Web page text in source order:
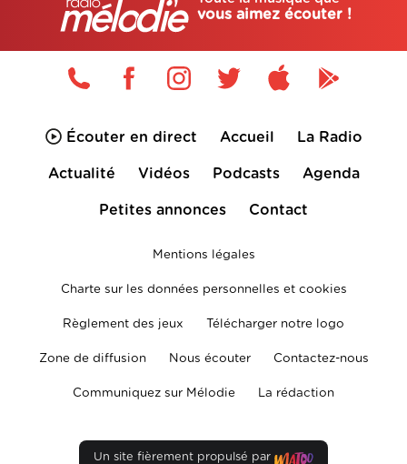
vous aimez écouter !
Écouter en direct Accueil La Radio
Actualité Vidéos Podcasts Agenda
Petites annonces Contact
Mentions légales
Charte sur les données personnelles et cookies
Règlement des jeux Télécharger notre logo
Zone de diffusion Nous écouter Contactez-nous
Communiquez sur Mélodie La rédaction
Un site fièrement propulsé par